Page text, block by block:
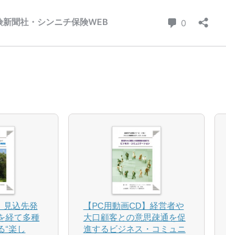
見込先発
経て多種
楽し
【PC用動画CD】経営者や
大口顧客との意思疎通を促
進するビジネス・コミュニ